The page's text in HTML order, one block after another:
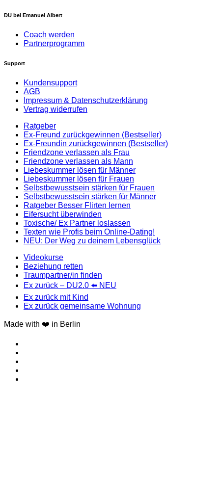
DU bei Emanuel Albert
Coach werden
Partnerprogramm
Support
Kundensupport
AGB
Impressum & Datenschutzerklärung
Vertrag widerrufen
Ratgeber
Ex-Freund zurückgewinnen (Bestseller)
Ex-Freundin zurückgewinnen (Bestseller)
Friendzone verlassen als Frau
Friendzone verlassen als Mann
Liebeskummer lösen für Männer
Liebeskummer lösen für Frauen
Selbstbewusstsein stärken für Frauen
Selbstbewusstsein stärken für Männer
Ratgeber Besser Flirten lernen
Eifersucht überwinden
Toxische/ Ex Partner loslassen
Texten wie Profis beim Online-Dating!
NEU: Der Weg zu deinem Lebensglück
Videokurse
Beziehung retten
Traumpartner/in finden
Ex zurück – DU2.0 ⬅️ NEU
Ex zurück mit Kind
Ex zurück gemeinsame Wohnung
Made with ❤️ in Berlin